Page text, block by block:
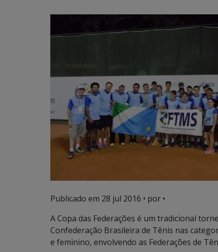
Publicado em 28 jul 2016 • por •
A Copa das Federações é um tradicional
Confederação Brasileira de Tênis nas
e feminino, envolvendo as Federações de